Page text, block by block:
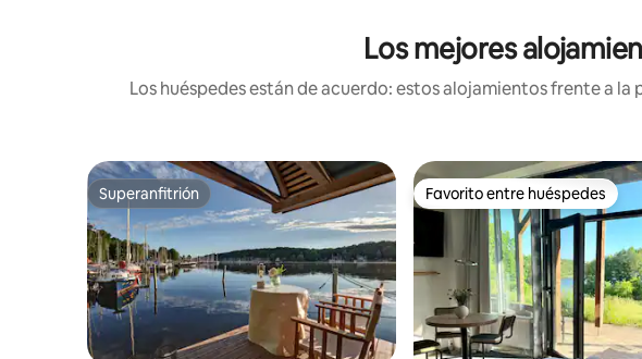
Los mejores
Los huéspedes están de acuerdo: estos alojamientos frente a
Superanfitrión
Superanfitrión Favorito entre huéspedes
Favorito entre huéspedes